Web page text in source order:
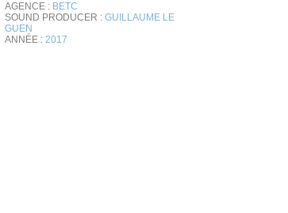
AGENCE : BETC
SOUND PRODUCER : GUILLAUME LE
GUEN
ANNÉE : 2017